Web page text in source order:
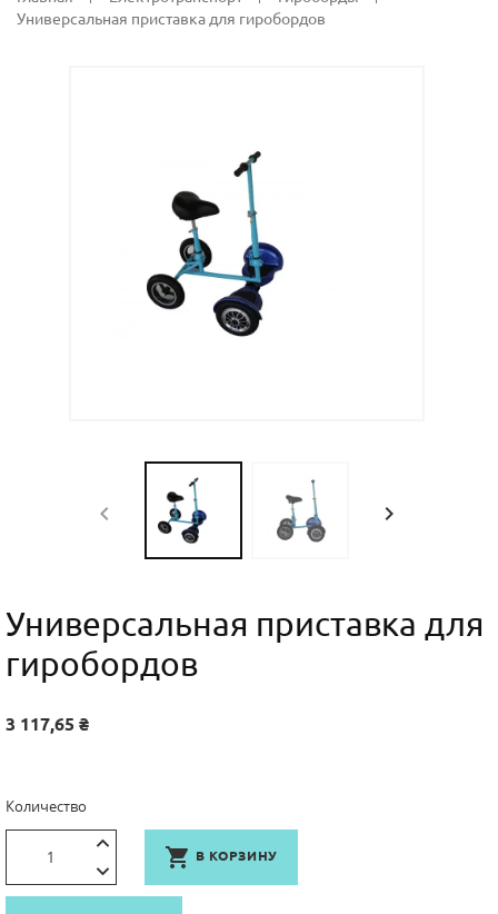
Универсальная приставка для гиробордов
 
Универсальная приставка для
гиробордов
3 117,65 ₴
Количество
 В КОРЗИНУ